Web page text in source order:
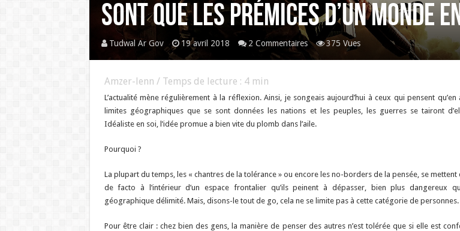
sont que les prémices d’un monde
Tudwal Ar Gov 19 avril 2018 2 Commentaires 375 Vues
Amzer-lenn / Temps de lecture : 4min
L’actualité mène régulièrement à la réflexion. Ainsi, je songeais aujourd’hui à ceux qui pensent qu’en
limites géographiques que se sont données les nations et les peuples, les guerres se tairont
Idéaliste en soi, l’idée promue a bien vite du plomb dans l’aile.
Pourquoi ?
La plupart du temps, les « chantres de la tolérance » ou encore les no-borders de la pensée, se mettent
de facto à l’intérieur d’un espace frontalier qu’ils peinent à dépasser, bien plus dangereux
géographique délimité. Mais, disons-le tout de go, cela ne se limite pas à cette catégorie de personnes.
Pour être clair : chez bien des gens, la manière de penser des autres n’est tolérée que si elle est